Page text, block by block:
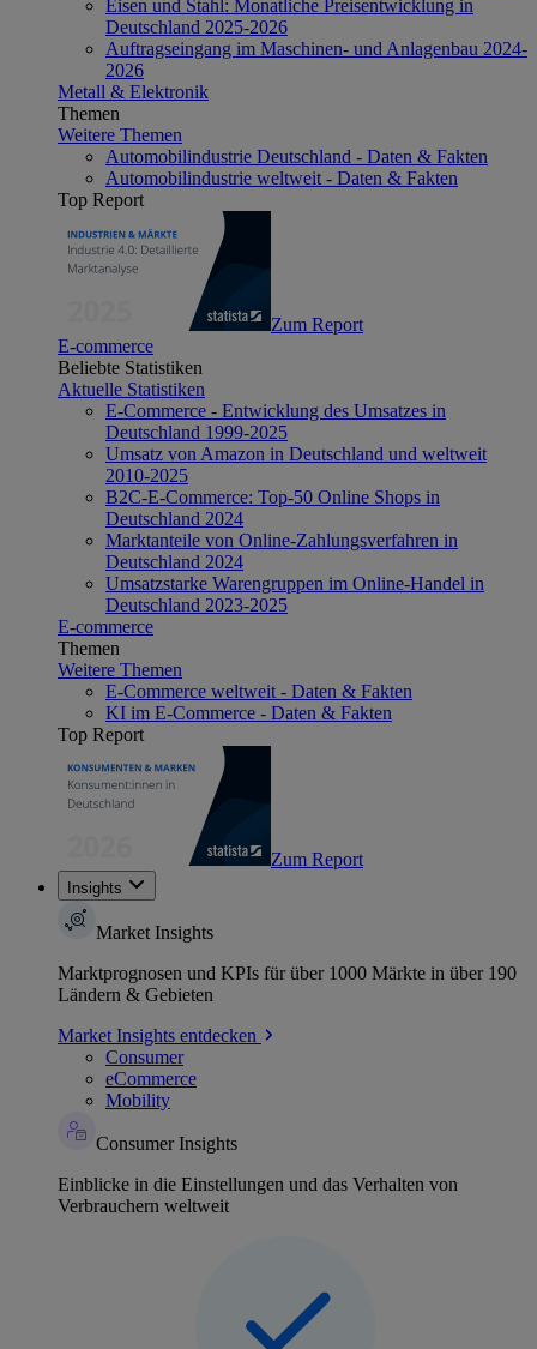
Eisen und Stahl: Monatliche Preisentwicklung in
Deutschland 2025-2026
Auftragseingang im Maschinen- und Anlagenbau 2024-
2026
Metall & Elektronik
Themen
Weitere Themen
Automobilindustrie Deutschland - Daten & Fakten
Automobilindustrie weltweit - Daten & Fakten
Top Report
Zum Report
E-commerce
Beliebte Statistiken
Aktuelle Statistiken
E-Commerce - Entwicklung des Umsatzes in
Deutschland 1999-2025
Umsatz von Amazon in Deutschland und weltweit
2010-2025
B2C-E-Commerce: Top-50 Online Shops in
Deutschland 2024
Marktanteile von Online-Zahlungsverfahren in
Deutschland 2024
Umsatzstarke Warengruppen im Online-Handel in
Deutschland 2023-2025
E-commerce
Themen
Weitere Themen
E-Commerce weltweit - Daten & Fakten
KI im E-Commerce - Daten & Fakten
Top Report
Zum Report
Insights
Market Insights
Marktprognosen und KPIs für über 1000 Märkte in über 190
Ländern & Gebieten
Market Insights entdecken
Consumer
eCommerce
Mobility
Consumer Insights
Einblicke in die Einstellungen und das Verhalten von
Verbrauchern weltweit